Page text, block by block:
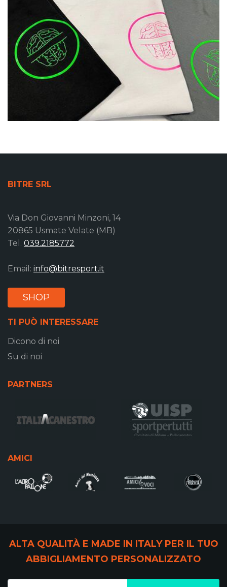
BITRE SRL
Via Don Giovanni Minzoni, 14
20865 Usmate Velate (MB)
Tel. 039.2185772
Email: info@bitresport.it
SHOP
TI PUÒ INTERESSARE
Dicono di noi
Su di noi
PARTNERS
AMICI
ALTA QUALITÀ E MADE IN ITALY PER IL TUO
ABBIGLIAMENTO PERSONALIZZATO